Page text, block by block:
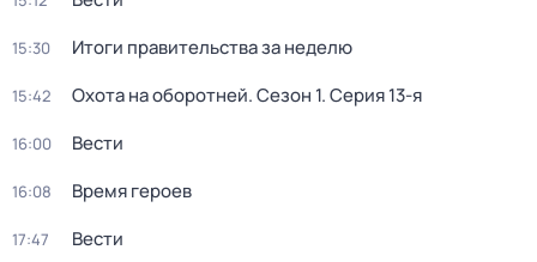
15:30 Итоги правительства за неделю
15:42 Охота на оборотней. Сезон 1. Серия 13-я
16:00 Вести
16:08 Время героев
17:47 Вести